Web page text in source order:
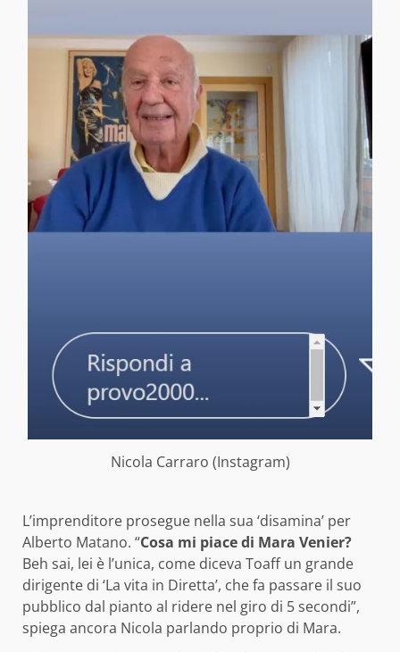
Nicola Carraro (Instagram)
L’imprenditore prosegue nella sua ‘disamina’ per
Alberto Matano. “Cosa mi piace di Mara Venier?
Beh sai, lei è l’unica, come diceva Toaff un grande
dirigente di ‘La vita in Diretta’, che fa passare il suo
pubblico dal pianto al ridere nel giro di 5 secondi”,
spiega ancora Nicola parlando proprio di Mara.